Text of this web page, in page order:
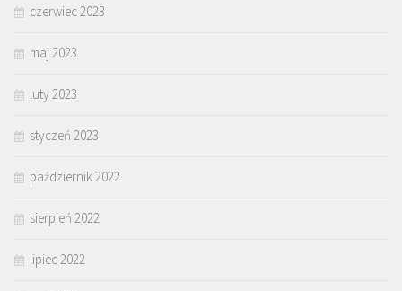
czerwiec 2023
maj 2023
luty 2023
styczeń 2023
październik 2022
sierpień 2022
lipiec 2022